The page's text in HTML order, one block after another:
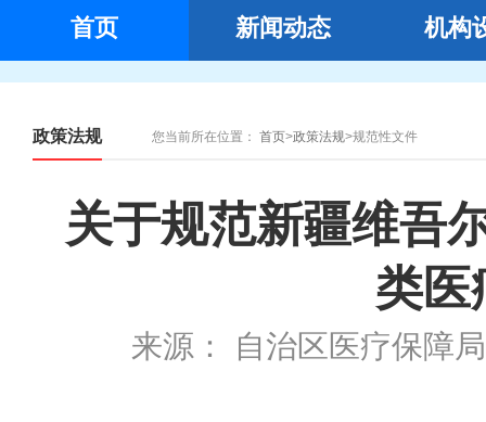
首页 新闻动态 机构
政策法规 您当前所在位置： 首页>政策法规>规范性文件
关于规范新疆维吾
类医
来源： 自治区医疗保障